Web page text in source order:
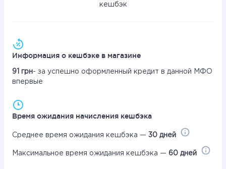
кешбэк
Информация о кешбэке в магазине
91 грн- за успешно оформленный кредит в данной МФО
впервые
Время ожидания начисления кешбэка
Среднее время ожидания кешбэка — 30 дней
Максимальное время ожидания кешбэка — 60 дней